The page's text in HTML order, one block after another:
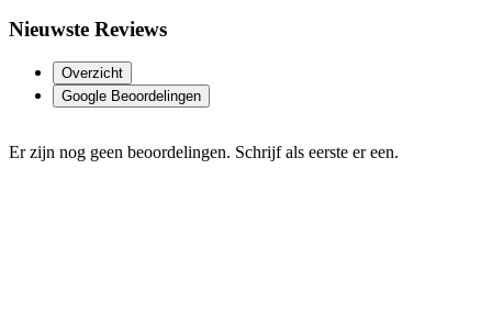
Nieuwste Reviews
Overzicht
Google Beoordelingen
Er zijn nog geen beoordelingen. Schrijf als eerste er een.